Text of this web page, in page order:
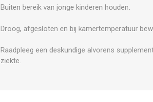
Buiten bereik van jonge kinderen houden.
Droog, afgesloten en bij kamertemperatuur
Raadpleeg een deskundige alvorens
ziekte.